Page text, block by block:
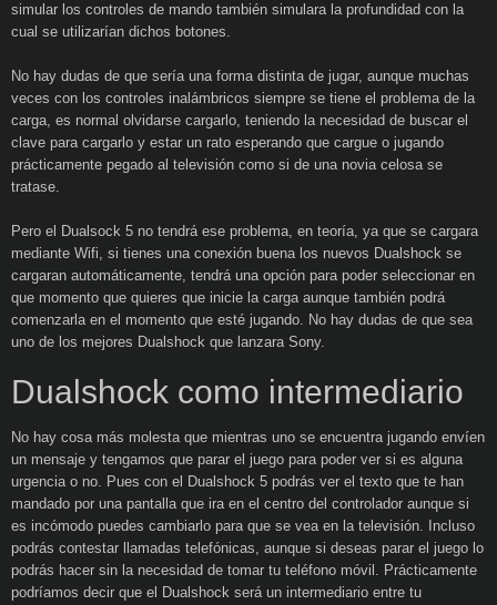
simular los controles de mando también simulara la profundidad con la
cual se utilizarían dichos botones.
No hay dudas de que sería una forma distinta de jugar, aunque muchas
veces con los controles inalámbricos siempre se tiene el problema de la
carga, es normal olvidarse cargarlo, teniendo la necesidad de buscar el
clave para cargarlo y estar un rato esperando que cargue o jugando
prácticamente pegado al televisión como si de una novia celosa se
tratase.
Pero el Dualsock 5 no tendrá ese problema, en teoría, ya que se cargara
mediante Wifi, si tienes una conexión buena los nuevos Dualshock se
cargaran automáticamente, tendrá una opción para poder seleccionar en
que momento que quieres que inicie la carga aunque también podrá
comenzarla en el momento que esté jugando. No hay dudas de que sea
uno de los mejores Dualshock que lanzara Sony.
Dualshock como intermediario
No hay cosa más molesta que mientras uno se encuentra jugando envíen
un mensaje y tengamos que parar el juego para poder ver si es alguna
urgencia o no. Pues con el Dualshock 5 podrás ver el texto que te han
mandado por una pantalla que ira en el centro del controlador aunque si
es incómodo puedes cambiarlo para que se vea en la televisión. Incluso
podrás contestar llamadas telefónicas, aunque si deseas parar el juego lo
podrás hacer sin la necesidad de tomar tu teléfono móvil. Prácticamente
podríamos decir que el Dualshock será un intermediario entre tu